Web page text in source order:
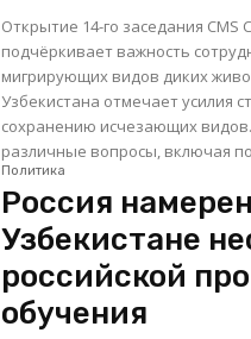
Открытие 14-го заседания CMS
подчёркивает важность
мигрирующих видов диких
Узбекистана отмечает усилия
сохранению исчезающих
различные вопросы, включая
Политика
Россия
Узбекистане
российской
обучения